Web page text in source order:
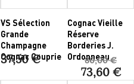
VS Sélection
Grande
Champagne
Cognac Couprie
37,50 €
Cognac Vieille
Réserve
Borderies J.
Ordonneau
80,00 €
73,60 €